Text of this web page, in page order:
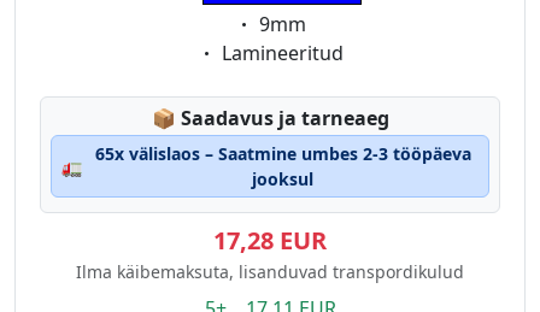
Eigenschaft:
9mm
Eigenschaft:
Lamineeritud
📦 Lagerstatus:
Saadavus ja tarneaeg
🚛
65x välislaos – Saatmine umbes 2-3 tööpäeva
jooksul
17,28 EUR
Ilma käibemaksuta, lisanduvad transpordikulud